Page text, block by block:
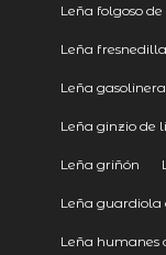
Leña folgoso
Leña
Leña
Leña ginzio de
Leña griñón
Leña guardiola
Leña humanes